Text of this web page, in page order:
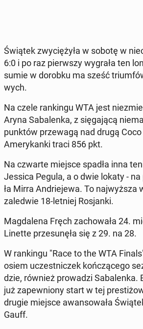
Świątek zwy­cię­ży­ła w sobotę w
6:0 i po raz pierw­szy wygrała ten
sumie w dorobku ma sześć
wych.
Na czele ran­kin­gu WTA jest
Aryna Sa­ba­len­ka, z się­ga­ją­cą
punktów prze­wa­gą nad drugą
Ame­ry­kan­ki traci 856 pkt.
Na czwarte miejsce spadła inna
Jessica Pegula, a o dwie lokaty -
ła Mirra An­drie­je­wa. To naj­wyż­sza
za­le­d­wie 18-letniej Ro­sjan­ki.
Mag­da­le­na Fręch za­cho­wa­ła 24.
Linette prze­su­nę­ła się z 29. na 28.
W ran­kin­gu "Race to the WTA
osiem uczest­ni­czek koń­czą­ce­go
dzie, również pro­wa­dzi Sa­ba­len­ka.
już za­pew­nio­ny start w tej
drugie miejsce awan­so­wa­ła
Gauff.